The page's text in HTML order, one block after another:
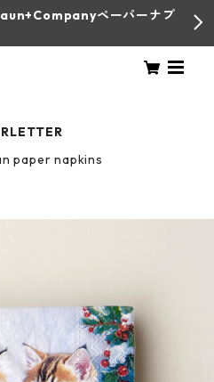
ペーパーナプ
paper napkins